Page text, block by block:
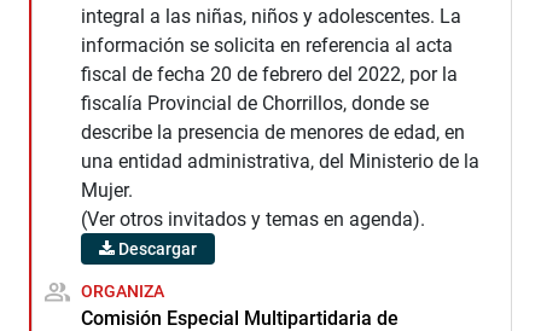
integral a las niñas, niños y adolescentes. La
información se solicita en referencia al acta
fiscal de fecha 20 de febrero del 2022, por la
fiscalía Provincial de Chorrillos, donde se
describe la presencia de menores de edad, en
una entidad administrativa, del Ministerio de la
Mujer.
(Ver otros invitados y temas en agenda).
Descargar
ORGANIZA
Comisión Especial Multipartidaria de